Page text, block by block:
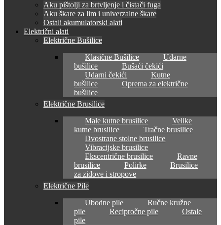
Aku pištolji za brtvljenje i čistači fuga
Aku škare za lim i univerzalne škare
Ostali akumulatorski alati
Električni alati
Električne Bušilice
Klasične Bušilice
Udarne
bušilice
Bušaći čekići
Udarni čekići
Kutne
bušilice
Oprema za električne
bušilice
Električne Brusilice
Male kutne brusilice
Velike
kutne brusilice
Tračne brusilice
Dvostrane stolne brusilice
Vibracijske brusilice
Ekscentrične brusilice
Ravne
brusilice
Polirke
Brusilice
za zidove i stropove
Električne Pile
Ubodne pile
Ručne kružne
pile
Recipročne pile
Ostale
pile